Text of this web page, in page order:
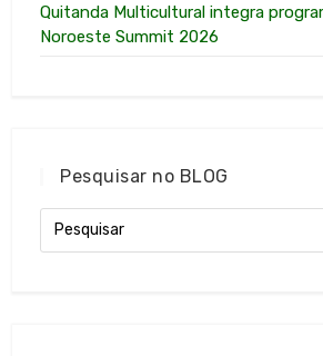
Quitanda Multicultural integra
Noroeste Summit 2026
Pesquisar no BLOG